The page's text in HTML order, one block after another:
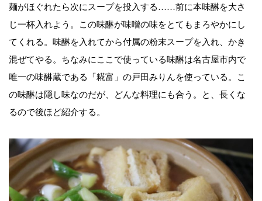
麺がほぐれたら次にスープを投入する……前に本味醂を大さ
じ一杯入れよう。この味醂が味噌の味をとてもまろやかにし
てくれる。味醂を入れてから付属の粉末スープを入れ、かき
混ぜてやる。ちなみにここで使っている味醂は名古屋市内で
唯一の味醂蔵である「糀富」の戸田みりんを使っている。こ
の味醂は隠し味なのだが、どんな料理にも合う。と、長くな
るので後ほど紹介する。